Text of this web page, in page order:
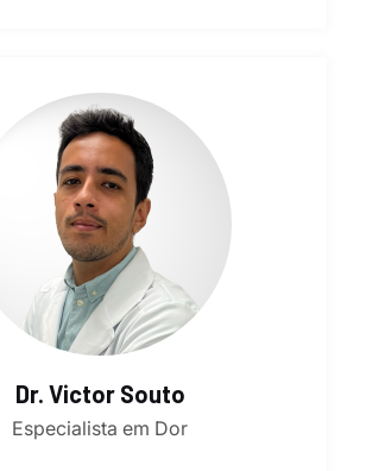
Dr. Victor Souto
Especialista em Dor